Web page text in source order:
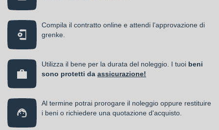
Compila il contratto online e attendi l’approvazione di
grenke.
Utilizza il bene per la durata del noleggio. I tuoi beni
sono protetti da assicurazione!
Al termine potrai prorogare il noleggio oppure restituire
i beni o richiedere una quotazione d'acquisto.